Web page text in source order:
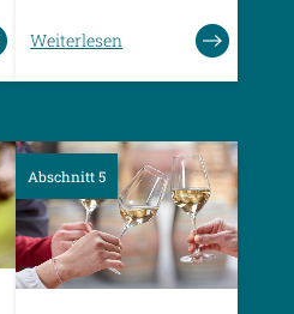
Weiterlesen
Abschnitt 5